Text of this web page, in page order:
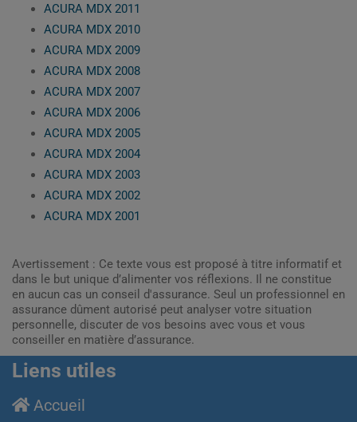
ACURA MDX 2011
ACURA MDX 2010
ACURA MDX 2009
ACURA MDX 2008
ACURA MDX 2007
ACURA MDX 2006
ACURA MDX 2005
ACURA MDX 2004
ACURA MDX 2003
ACURA MDX 2002
ACURA MDX 2001
Avertissement : Ce texte vous est proposé à titre informatif et
dans le but unique d’alimenter vos réflexions. Il ne constitue
en aucun cas un conseil d'assurance. Seul un professionnel en
assurance dûment autorisé peut analyser votre situation
personnelle, discuter de vos besoins avec vous et vous
conseiller en matière d’assurance.
Liens utiles
Accueil